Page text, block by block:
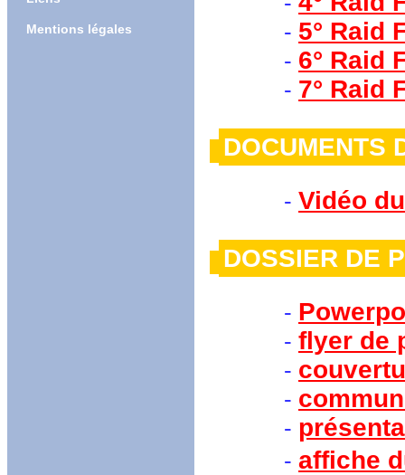
Mentions légales - 5° Raid
- 6° Raid
- 7° Raid
- Vidéo
DOSSIER
-
- flyer de
-
-
-
- affiche